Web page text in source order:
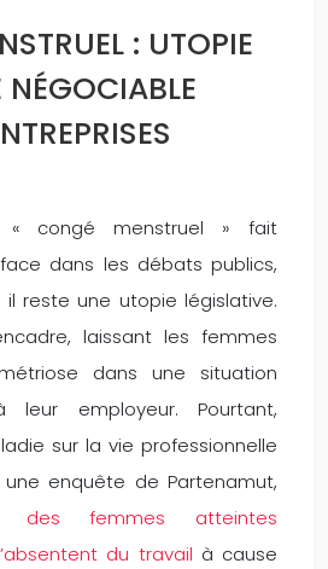
: UTOPIE
NÉGOCIABLE
congé menstruel » fait
dans les débats publics,
il reste une utopie législative.
laissant les femmes
dans une situation
employeur. Pourtant,
sur la vie professionnelle
enquête de Partenamut,
femmes atteintes
du travail à cause